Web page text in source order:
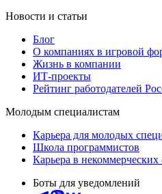
Новости и статьи
Блог
О компаниях в игровой
Жизнь в компании
ИТ-проекты
Рейтинг работодателей
Молодым специалистам
Карьера для молодых
Школа программистов
Карьера в некоммерческих
Боты для уведомлений